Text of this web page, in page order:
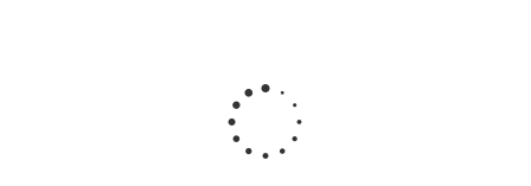
Friends Тис
Френдс
Happy Baby
силиконовых
погремушек
BabyWel